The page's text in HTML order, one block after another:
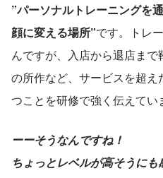
”パーソナルトレーニングを
顔に変える場所”です。トレ
んですが、入店から退店ま
の所作など、サービスを超
つことを研修で強く伝えてい
ーーそうなんですね！
ちょっとレベルが高そうにも